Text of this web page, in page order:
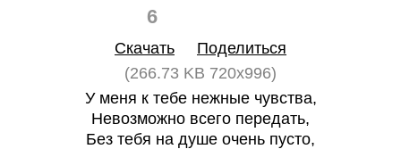
6
Скачать
Поделиться
(266.73 KB 720x996)
У меня к тебе нежные чувства,
Невозможно всего передать,
Без тебя на душе очень пусто,